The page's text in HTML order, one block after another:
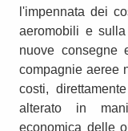
l'impennata dei
aeromobili e
nuove consegne
compagnie aeree
costi,
alterato in
economica delle